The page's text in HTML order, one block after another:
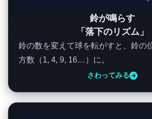
機械や道具が科学の進歩に影響
とですね。それって、今の私た
タを手にして生活が変わったの
鈴が鳴らす
「落下のリズム」
鈴の数を変えて球を転がすと、鈴の
方数（1, 4, 9, 16…）に。
さわってみる